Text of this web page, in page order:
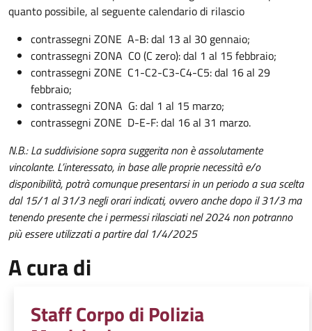
quanto possibile, al seguente calendario di rilascio
contrassegni ZONE A-B: dal 13 al 30 gennaio;
contrassegni ZONA C0 (C zero): dal 1 al 15 febbraio;
contrassegni ZONE C1-C2-C3-C4-C5: dal 16 al 29
febbraio;
contrassegni ZONA G: dal 1 al 15 marzo;
contrassegni ZONE D-E-F: dal 16 al 31 marzo.
N.B.: La suddivisione sopra suggerita non è assolutamente
vincolante. L’interessato, in base alle proprie necessità e/o
disponibilità, potrà comunque presentarsi in un periodo a sua scelta
dal 15/1 al 31/3 negli orari indicati, ovvero anche dopo il 31/3 ma
tenendo presente che i permessi rilasciati nel 2024 non potranno
più essere utilizzati a partire dal 1/4/2025
A cura di
Staff Corpo di Polizia